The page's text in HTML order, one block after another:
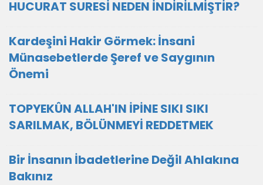
HUCURAT SURESİ NEDEN İNDİRİLMİŞTİR?
Kardeşini Hakir Görmek: İnsani
Münasebetlerde Şeref ve Saygının
Önemi
TOPYEKÛN ALLAH'IN İPİNE SIKI SIKI
SARILMAK, BÖLÜNMEYİ REDDETMEK
Bir İnsanın İbadetlerine Değil Ahlakına
Bakınız